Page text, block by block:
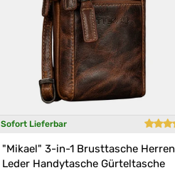
Sofort Lieferbar
"Mikael" 3-in-1 Brusttasche Herren
Leder Handytasche Gürteltasche